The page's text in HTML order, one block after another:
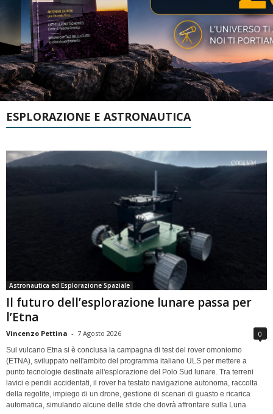
ESPLORAZIONE E ASTRONAUTICA
Astronautica ed Esplorazione Spaziale
Il futuro dell’esplorazione lunare passa per
l’Etna
Vincenzo Pettina - 7 Agosto 2026 0
Sul vulcano Etna si è conclusa la campagna di test del rover omoniomo
(ETNA), sviluppato nell'ambito del programma italiano ULS per mettere a
punto tecnologie destinate all'esplorazione del Polo Sud lunare. Tra terreni
lavici e pendii accidentati, il rover ha testato navigazione autonoma, raccolta
della regolite, impiego di un drone, gestione di scenari di guasto e ricarica
automatica, simulando alcune delle sfide che dovrà affrontare sulla Luna